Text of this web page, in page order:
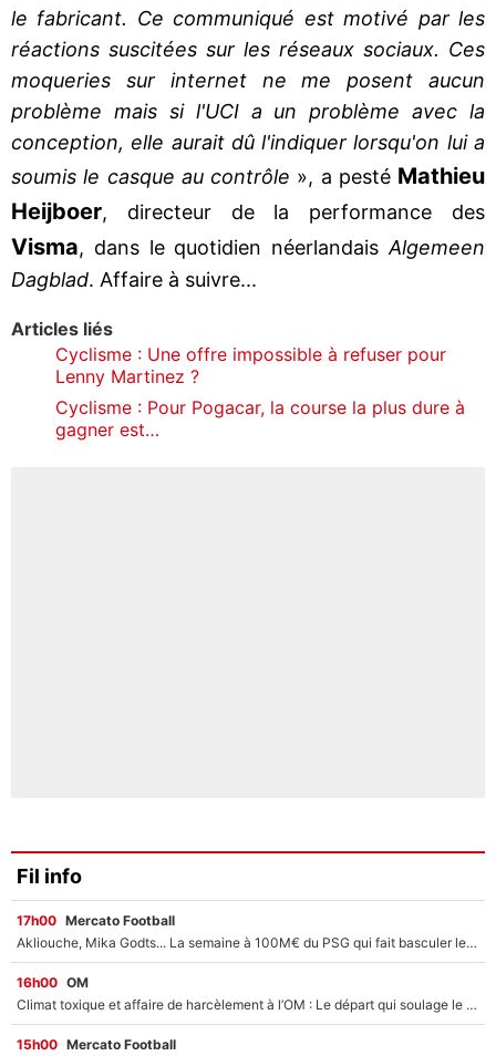
le fabricant. Ce communiqué est motivé par les
réactions suscitées sur les réseaux sociaux. Ces
moqueries sur internet ne me posent aucun
problème mais si l'UCI a un problème avec la
conception, elle aurait dû l'indiquer lorsqu'on lui a
soumis le casque au contrôle », a pesté Mathieu
Heijboer, directeur de la performance des
Visma, dans le quotidien néerlandais Algemeen
Dagblad. Affaire à suivre...
Articles liés
Cyclisme : Une offre impossible à refuser pour
Lenny Martinez ?
Cyclisme : Pour Pogacar, la course la plus dure à
gagner est…
Fil info
17h00 Mercato Football
Akliouche, Mika Godts... La semaine à 100M€ du PSG qui fait basculer le mercato du PSG !
16h00 OM
Climat toxique et affaire de harcèlement à l’OM : Le départ qui soulage le vestiaire de Bruno Genesio
15h00 Mercato Football